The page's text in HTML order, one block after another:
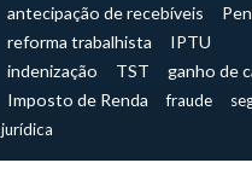
antecipação de recebíveis
reforma trabalhista
IPTU
indenização
TST
ganho de
Imposto de Renda
fraude
jurídica